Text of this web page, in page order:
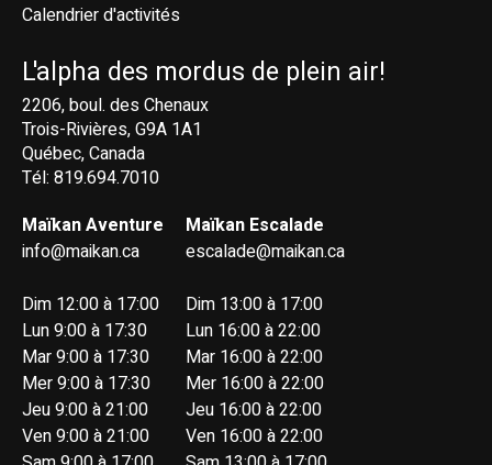
Calendrier d'activités
L'alpha des mordus de plein air!
2206, boul. des Chenaux
Trois-Rivières, G9A 1A1
Québec, Canada
Tél: 819.694.7010
Maïkan Aventure
info@maikan.ca
Dim 12:00 à 17:00
Lun 9:00 à 17:30
Mar 9:00 à 17:30
Mer 9:00 à 17:30
Jeu 9:00 à 21:00
Ven 9:00 à 21:00
Maïkan Escalade
escalade@maikan.ca
Dim 13:00 à 17:00
Lun 16:00 à 22:00
Mar 16:00 à 22:00
Mer 16:00 à 22:00
Jeu 16:00 à 22:00
Ven 16:00 à 22:00